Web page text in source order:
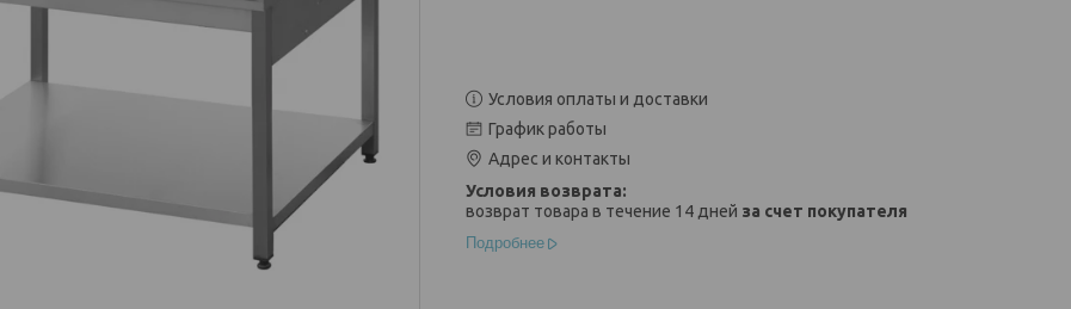
Условия оплаты и доставки
График работы
Адрес и контакты
возврат товара в течение 14 дней за счет покупателя
Подробнее